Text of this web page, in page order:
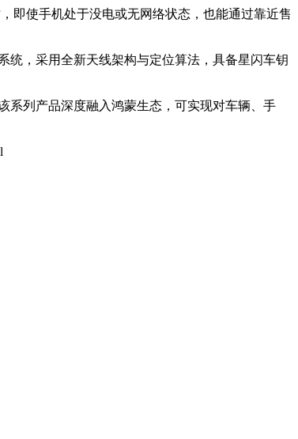
即使手机处于没电或无网络状态，也能通过靠近售
统，采用全新天线架构与定位算法，具备星闪车钥
系列产品深度融入鸿蒙生态，可实现对车辆、手